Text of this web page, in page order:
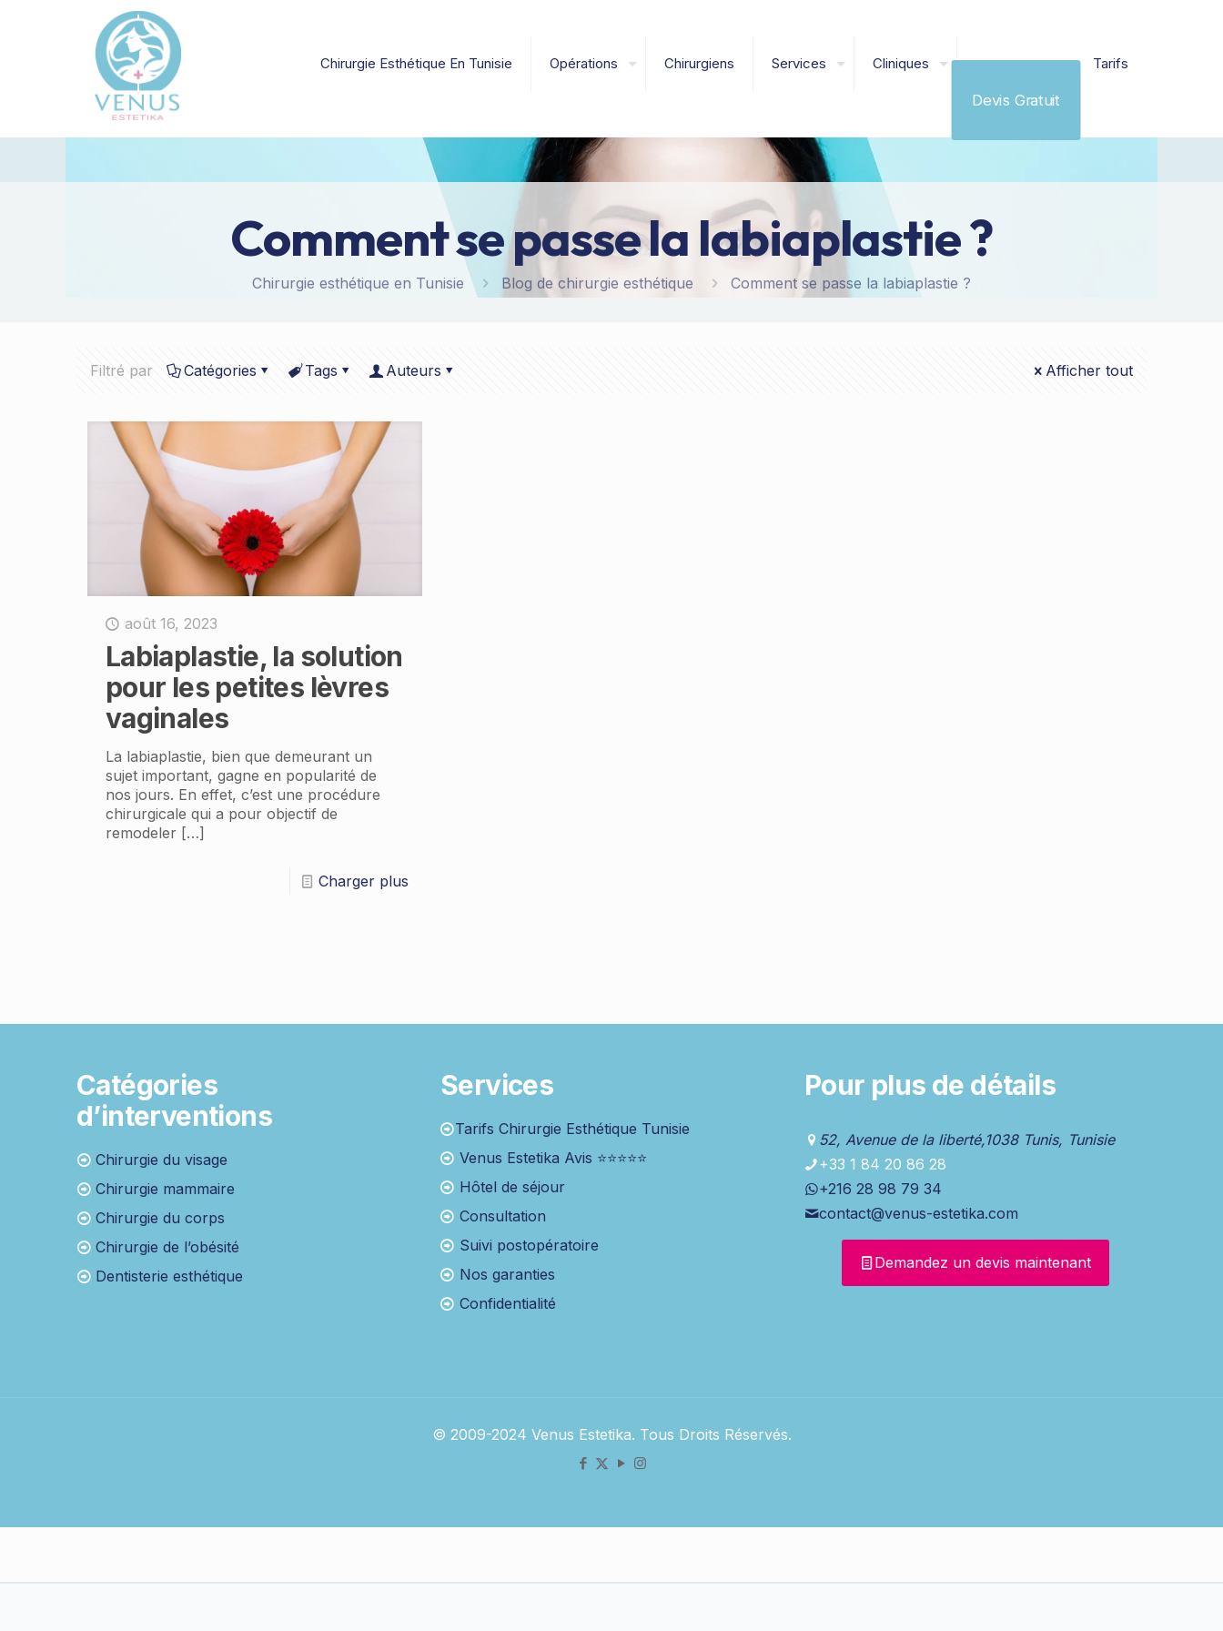
Chirurgie Esthétique En Tunisie Opérations Chirurgiens Services Cliniques
Devis Gratuit
Tarifs
Comment se passe la labiaplastie ?
Chirurgie esthétique en Tunisie Blog de chirurgie esthétique Comment se passe la labiaplastie ?
Filtré par Catégories Tags Auteurs Afficher tout
août 16, 2023
Labiaplastie, la solution
pour les petites lèvres
vaginales
La labiaplastie, bien que demeurant un
sujet important, gagne en popularité de
nos jours. En effet, c’est une procédure
chirurgicale qui a pour objectif de
remodeler[…]
Charger plus
Catégories
d’interventions
Chirurgie du visage
Chirurgie mammaire
Chirurgie du corps
Chirurgie de l’obésité
Dentisterie esthétique
Services
Tarifs Chirurgie Esthétique Tunisie
Venus Estetika Avis ⭐⭐⭐⭐⭐
Hôtel de séjour
Consultation
Suivi postopératoire
Nos garanties
Confidentialité
Pour plus de détails
52, Avenue de la liberté,1038 Tunis, Tunisie
+33 1 84 20 86 28
+216 28 98 79 34
contact@venus-estetika.com
Demandez un devis maintenant
© 2009-2024 Venus Estetika. Tous Droits Réservés.